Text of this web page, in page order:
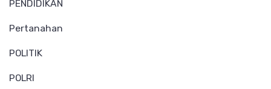
PENDIDIKAN
Pertanahan
POLITIK
POLRI